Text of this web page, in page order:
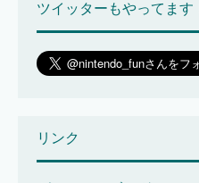
ツイッターもやってます
リンク